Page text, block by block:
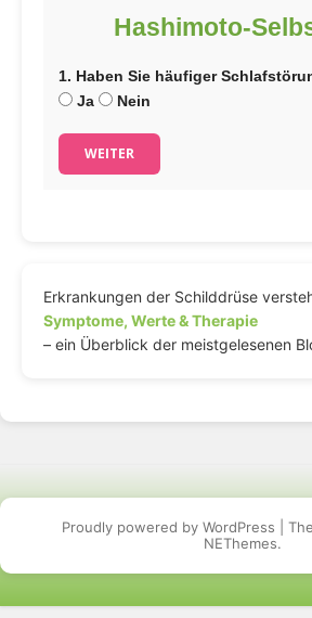
Hashimoto-
1. Haben Sie häufiger
Ja
Nein
WEITER
Erkrankungen der Schilddrüse
Symptome, Werte & Therapie
– ein Überblick der meistgelesenen
Proudly powered by WordPress
NEThemes.